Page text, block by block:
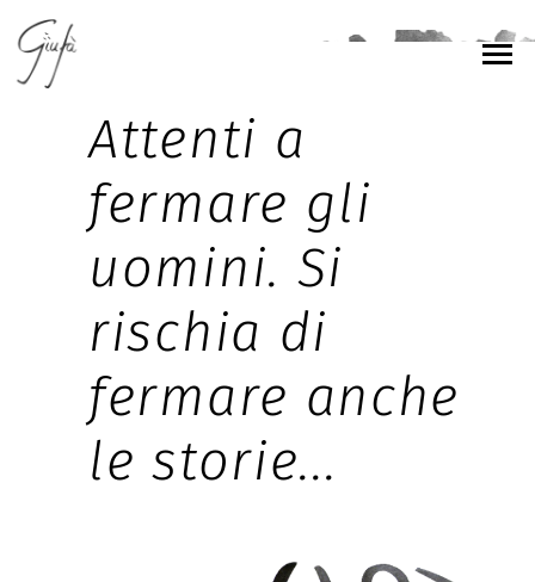
Attenti a
fermare gli
uomini. Si
rischia di
fermare anche
le storie...